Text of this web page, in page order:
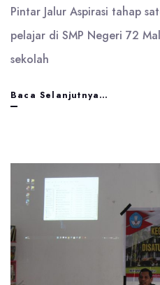
Pintar Jalur Aspirasi tahap
pelajar di SMP Negeri 72
sekolah
Baca Selanjutnya…
Program
Indonesia
Pintar
Jalur
Aspirasi